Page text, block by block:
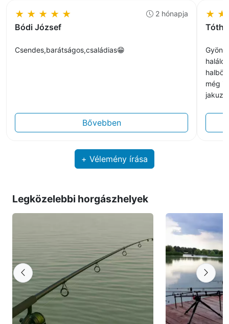
★ ★ ★ ★ ★
Bódi József
2 hónapja
Csendes,barátságos,családias😁
Bővebben
★ ★
még
recepcióval,
+ Vélemény írása
Legközelebbi horgászhelyek